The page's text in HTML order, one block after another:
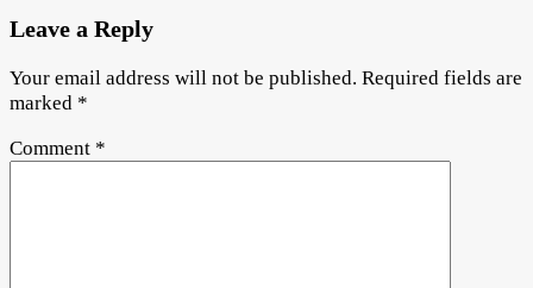
Leave a Reply
Your email address will not be published. Required fields are
marked *
Comment *